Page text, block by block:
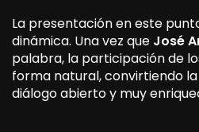
La presentación en este
dinámica. Una vez que José A
palabra, la participación de
forma natural, convirtiendo
diálogo abierto y muy